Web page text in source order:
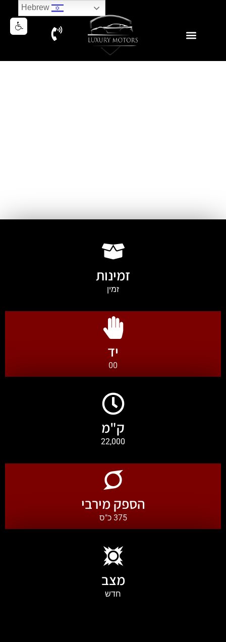
זמינות
זמין
יד
00
ק"מ
22,000
הספק מירבי
375 כ"ס
מצב
חדש
Hebrew